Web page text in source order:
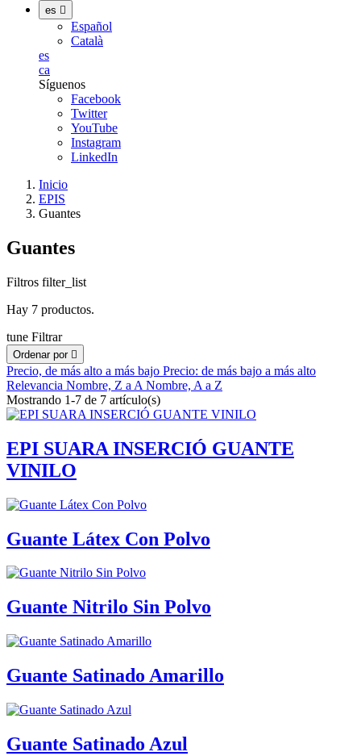
es 
Español
Català
es
ca
Síguenos
Facebook
Twitter
YouTube
Instagram
LinkedIn
Inicio
EPIS
Guantes
Guantes
Filtros filter_list
Hay 7 productos.
tune Filtrar
Ordenar por 
Precio, de más alto a más bajo Precio: de más bajo a más alto
Relevancia Nombre, Z a A Nombre, A a Z
Mostrando 1-7 de 7 artículo(s)
EPI SUARA INSERCIÓ GUANTE
VINILO
Guante Látex Con Polvo
Guante Nitrilo Sin Polvo
Guante Satinado Amarillo
Guante Satinado Azul